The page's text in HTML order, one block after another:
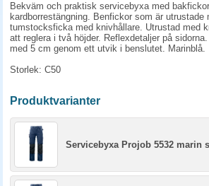
Bekväm och praktisk servicebyxa med
kardborrestängning. Benfickor som är utrustade
tumstocksficka med knivhållare. Utrustad med
att reglera i två höjder. Reflexdetaljer på
med 5 cm genom ett utvik i benslutet. Marinblå.
Storlek: C50
Produktvarianter
Servicebyxa Projob 5532 marin